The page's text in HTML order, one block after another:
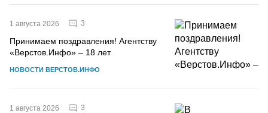
1 августа 2026 3
Принимаем поздравления! Агентству
«Верстов.Инфо» – 18 лет
НОВОСТИ ВЕРСТОВ.ИНФО
1 августа 2026 3